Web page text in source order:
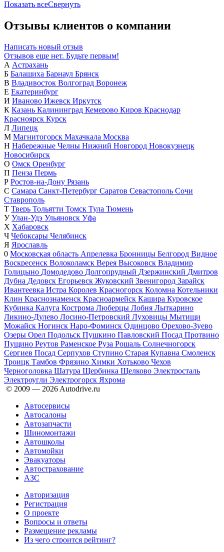
Показать всеСвернуть
Отзывы клиентов о компании
Написать новый отзыв
Отзывов еще нет. Будьте первым!
А Астрахань
Б Балашиха Барнаул Брянск
В Владивосток Волгоград Воронеж
Е Екатеринбург
И Иваново Ижевск Иркутск
К Казань Калининград Кемерово Киров Краснодар
Красноярск Курск
Л Липецк
М Магнитогорск Махачкала Москва
Н Набережные Челны Нижний Новгород Новокузнецк
Новосибирск
О Омск Оренбург
П Пенза Пермь
Р Ростов-на-Дону Рязань
С Самара Санкт-Петербург Саратов Севастополь Сочи
Ставрополь
Т Тверь Тольятти Томск Тула Тюмень
У Улан-Удэ Ульяновск Уфа
Х Хабаровск
Ч Чебоксары Челябинск
Я Ярославль
0 Московская область Апрелевка Бронницы Белгород Видное
Воскресенск Волоколамск Верея Высоковск Владимир
Голицыно Домодедово Долгопрудный Дзержинский Дмитров
Дубна Дедовск Егорьевск Жуковский Звенигород Зарайск
Ивантеевка Истра Королев Красногорск Коломна Котельники
Клин Краснознаменск Красноармейск Кашира Куровское
Кубинка Калуга Кострома Люберцы Лобня Лыткарино
Ликино-Дулево Лосино-Петровский Луховицы Мытищи
Можайск Ногинск Наро-Фоминск Одинцово Орехово-Зуево
Озеры Орел Подольск Пушкино Павловский Посад Протвино
Пущино Реутов Раменское Руза Рошаль Солнечногорск
Сергиев Посад Серпухов Ступино Старая Купавна Смоленск
Троицк Тамбов Фрязино Химки Хотьково Чехов
Черноголовка Шатура Щербинка Щелково Электросталь
Электроугли Электрогорск Яхрома
© 2009 — 2026 Autodrive.ru
Автосервисы
Автосалоны
Автозапчасти
Шиномонтажи
Автошколы
Автомойки
Эвакуаторы
Автострахование
АЗС
Авторизация
Регистрация
О проекте
Вопросы и ответы
Размещение рекламы
Из чего строится рейтинг?